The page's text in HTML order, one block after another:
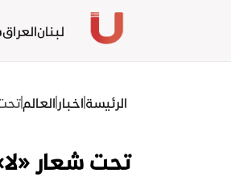
لبنانالعراق
الرئيسةاخبار العالم
تحت شعار